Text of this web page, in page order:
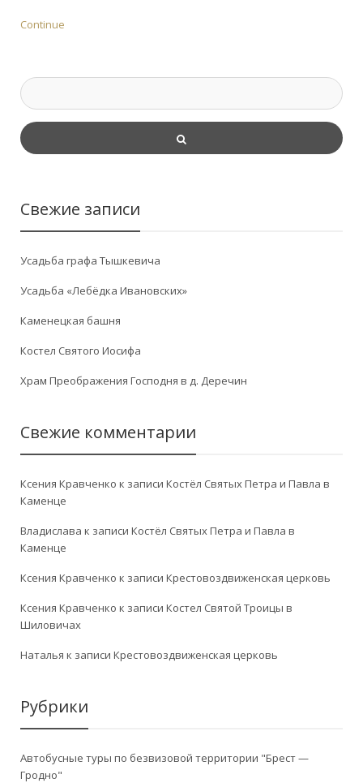
Continue
Свежие записи
Усадьба графа Тышкевича
Усадьба «Лебёдка Ивановских»
Каменецкая башня
Костел Святого Иосифа
Храм Преображения Господня в д. Деречин
Свежие комментарии
Ксения Кравченко к записи Костёл Святых Петра и Павла в
Каменце
Владислава к записи Костёл Святых Петра и Павла в
Каменце
Ксения Кравченко к записи Крестовоздвиженская церковь
Ксения Кравченко к записи Костел Святой Троицы в
Шиловичах
Наталья к записи Крестовоздвиженская церковь
Рубрики
Автобусные туры по безвизовой территории "Брест —
Гродно"